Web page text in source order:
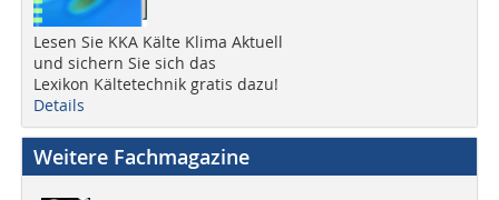
Lesen Sie KKA Kälte Klima Aktuell
und sichern Sie sich das
Lexikon Kältetechnik gratis dazu!
Details
Weitere Fachmagazine